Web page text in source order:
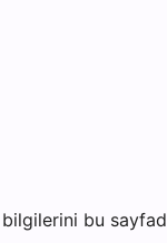
bu